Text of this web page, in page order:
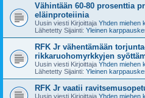
Vähintään 60-80 prosenttia
eläinproteiinia
Uusin viesti Kirjoittaja Yhden miehen
Lähetetty Sijainti: Yleinen
RFK Jr vähentämään
rikkaruohomyrkkyjen
Uusin viesti Kirjoittaja Yhden miehen
Lähetetty Sijainti: Yleinen
RFK Jr vaatii
Uusin viesti Kirjoittaja Yhden miehen